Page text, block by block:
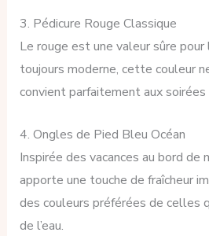
3. Pédicure Rouge Classique
Le rouge est une valeur sûre pour
toujours moderne, cette couleur
convient parfaitement aux soirées
4. Ongles de Pied Bleu Océan
Inspirée des vacances au bord
apporte une touche de fraîcheur
des couleurs préférées de celles
de l’eau.